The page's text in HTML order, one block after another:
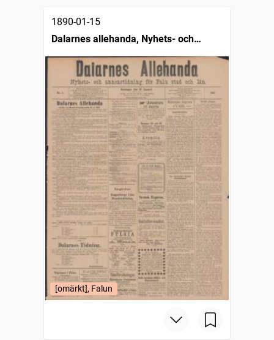
1890-01-15
Dalarnes allehanda, Nyhets- och
[omärkt], Falun